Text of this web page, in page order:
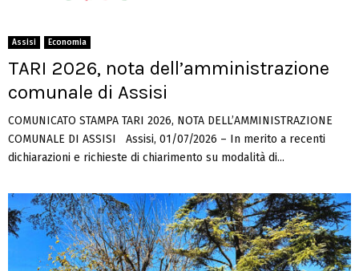
Assisi Economia
TARI 2026, nota dell’amministrazione
comunale di Assisi
COMUNICATO STAMPA TARI 2026, NOTA DELL’AMMINISTRAZIONE
COMUNALE DI ASSISI Assisi, 01/07/2026 – In merito a recenti
dichiarazioni e richieste di chiarimento su modalità di...